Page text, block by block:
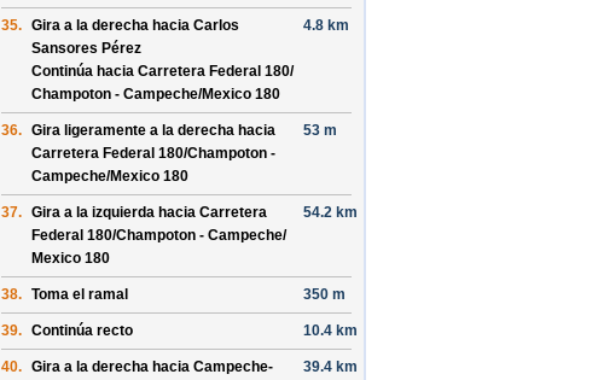
35. Gira a la derecha hacia Carlos
Sansores Pérez
Continúa hacia Carretera Federal 180/
Champoton - Campeche/Mexico 180
4.8 km
36. Gira ligeramente a la derecha hacia
Carretera Federal 180/Champoton -
Campeche/Mexico 180
53 m
37. Gira a la izquierda hacia Carretera
Federal 180/Champoton - Campeche/
Mexico 180
54.2 km
38. Toma el ramal 350 m
39. Continúa recto 10.4 km
40. Gira a la derecha hacia Campeche-
39.4 km